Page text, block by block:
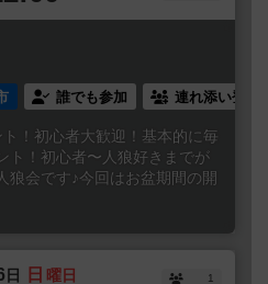
誰でも参加 連れ添い登録
！初心者大歓迎！基本的に毎
ト！初心者〜人狼好きまでが
狼会です♪今回はお盆期間の開
日 日 曜日
1